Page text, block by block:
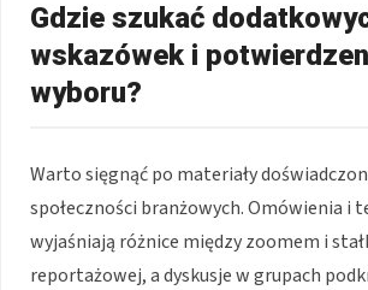
Gdzie szukać
wskazówek i
wyboru?
Warto sięgnąć po materiały
społeczności branżowych. Omówienia i
wyjaśniają różnice między zoomem i
reportażowej, a dyskusje w grupach